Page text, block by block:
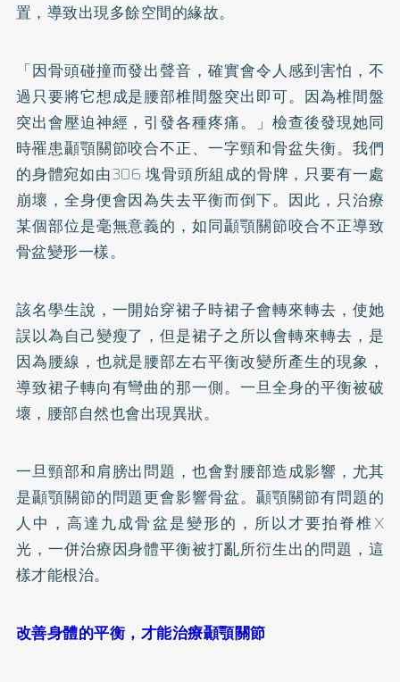
置，導致出現多餘空間的緣故。
「因骨頭碰撞而發出聲音，確實會令人感到害怕，不
過只要將它想成是腰部椎間盤突出即可。因為椎間盤
突出會壓迫神經，引發各種疼痛。」檢查後發現她同
時罹患顳顎關節咬合不正、一字頸和骨盆失衡。我們
的身體宛如由306 塊骨頭所組成的骨牌，只要有一處
崩壞，全身便會因為失去平衡而倒下。因此，只治療
某個部位是毫無意義的，如同顳顎關節咬合不正導致
骨盆變形一樣。
該名學生說，一開始穿裙子時裙子會轉來轉去，使她
誤以為自己變瘦了，但是裙子之所以會轉來轉去，是
因為腰線，也就是腰部左右平衡改變所產生的現象，
導致裙子轉向有彎曲的那一側。一旦全身的平衡被破
壞，腰部自然也會出現異狀。
一旦頸部和肩膀出問題，也會對腰部造成影響，尤其
是顳顎關節的問題更會影響骨盆。顳顎關節有問題的
人中，高達九成骨盆是變形的，所以才要拍脊椎X
光，一併治療因身體平衡被打亂所衍生出的問題，這
樣才能根治。
改善身體的平衡，才能治療顳顎關節